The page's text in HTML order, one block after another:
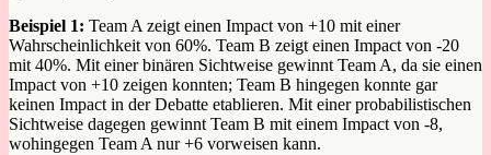
Beispiel 1: Team A zeigt einen Impact von +10 mit einer
Wahrscheinlichkeit von 60%. Team B zeigt einen Impact von -20
mit 40%. Mit einer binären Sichtweise gewinnt Team A, da sie einen
Impact von +10 zeigen konnten; Team B hingegen konnte gar
keinen Impact in der Debatte etablieren. Mit einer probabilistischen
Sichtweise dagegen gewinnt Team B mit einem Impact von -8,
wohingegen Team A nur +6 vorweisen kann.